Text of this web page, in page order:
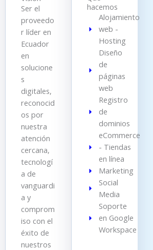
Ser el
proveedo
r líder en
Ecuador
en
solucione
s
digitales,
reconocid
os por
nuestra
atención
cercana,
tecnologí
a de
vanguardi
a y
comprom
iso con el
éxito de
nuestros
hacemos
Alojamiento
web -
Hosting
Diseño
de
páginas
web
Registro
de
dominios
eCommerce
- Tiendas
en línea
Marketing
Social
Media
Soporte
en Google
Workspace